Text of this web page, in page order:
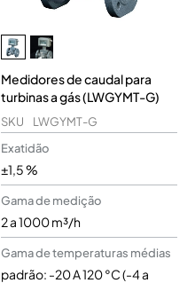
Medidores de caudal para
turbinas a gás (LWGYMT-G)
SKU
LWGYMT-G
Exatidão
±1,5 %
Gama de medição
2 a 1000 m³/h
Gama de temperaturas médias
padrão: -20 A 120 °C (-4 a